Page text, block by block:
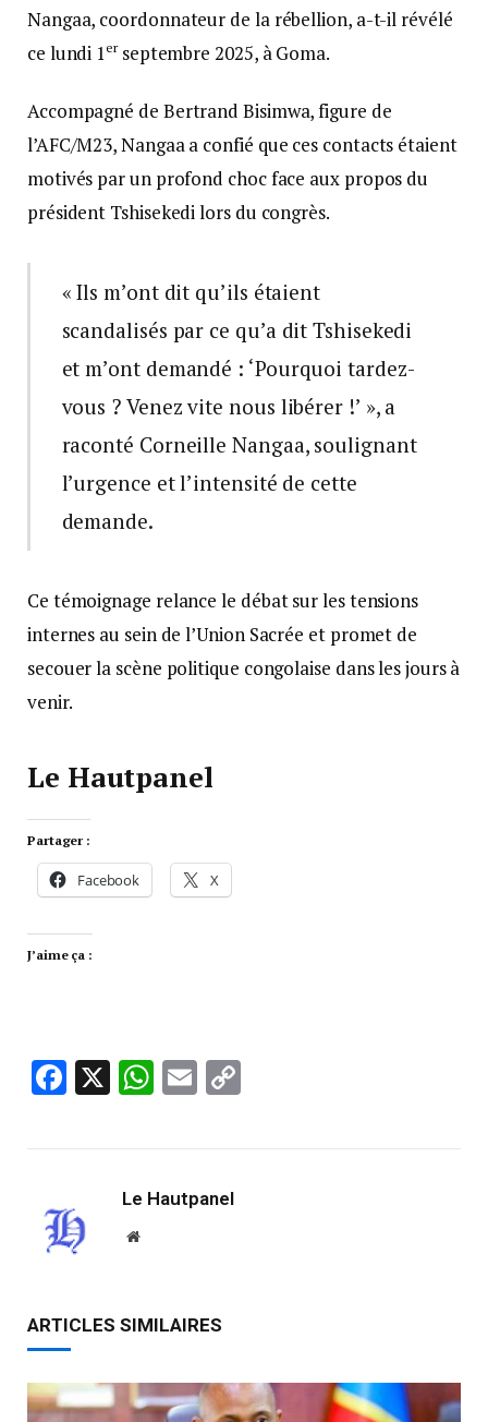
Nangaa, coordonnateur de la rébellion, a-t-il révélé
ce lundi 1erseptembre 2025, à Goma.
Accompagné de Bertrand Bisimwa, figure de
l’AFC/M23, Nangaa a confié que ces contacts étaient
motivés par un profond choc face aux propos du
président Tshisekedi lors du congrès.
« Ils m’ont dit qu’ils étaient
scandalisés par ce qu’a dit Tshisekedi
et m’ont demandé : ‘Pourquoi tardez-
vous ? Venez vite nous libérer !’ », a
raconté Corneille Nangaa, soulignant
l’urgence et l’intensité de cette
demande.
Ce témoignage relance le débat sur les tensions
internes au sein de l’Union Sacrée et promet de
secouer la scène politique congolaise dans les jours à
venir.
Le Hautpanel
Partager :
Facebook X
J’aime ça :
Facebook
X WhatsApp
Email
Le Hautpanel
Website
ARTICLES SIMILAIRES